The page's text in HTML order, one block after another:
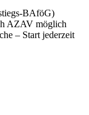
BAföG)
AZAV möglich
– Start jederzeit